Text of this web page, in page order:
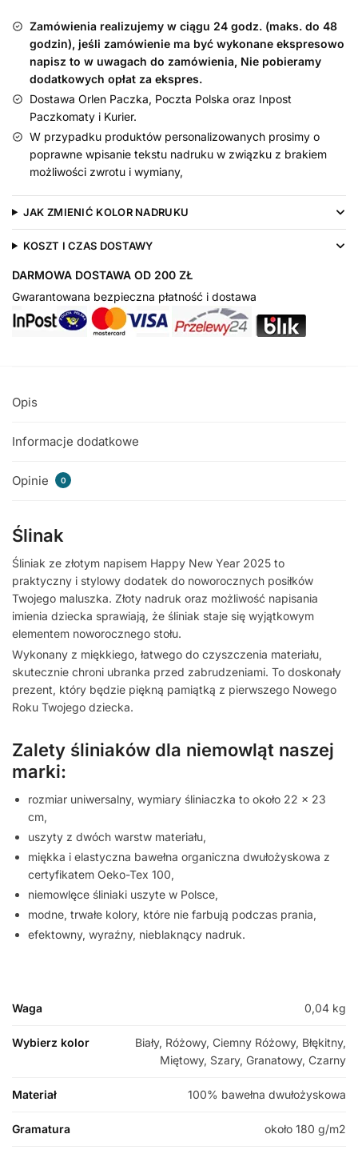
2026
Nadruk
Złoty
Zamówienia realizujemy w ciągu 24 godz. (maks. do 48
godzin), jeśli zamówienie ma być wykonane ekspresowo
napisz to w uwagach do zamówienia, Nie pobieramy
dodatkowych opłat za ekspres.
Dostawa Orlen Paczka, Poczta Polska oraz Inpost
Paczkomaty i Kurier.
W przypadku produktów personalizowanych prosimy o
poprawne wpisanie tekstu nadruku w związku z brakiem
możliwości zwrotu i wymiany,
JAK ZMIENIĆ KOLOR NADRUKU
KOSZT I CZAS DOSTAWY
DARMOWA DOSTAWA OD 200 ZŁ
Gwarantowana bezpieczna płatność i dostawa
Opis
Informacje dodatkowe
Opinie 0
Ślinak
Śliniak ze złotym napisem Happy New Year 2025 to
praktyczny i stylowy dodatek do noworocznych posiłków
Twojego maluszka. Złoty nadruk oraz możliwość napisania
imienia dziecka sprawiają, że śliniak staje się wyjątkowym
elementem noworocznego stołu.
Wykonany z miękkiego, łatwego do czyszczenia materiału,
skutecznie chroni ubranka przed zabrudzeniami. To doskonały
prezent, który będzie piękną pamiątką z pierwszego Nowego
Roku Twojego dziecka.
Zalety śliniaków dla niemowląt naszej
marki:
rozmiar uniwersalny, wymiary śliniaczka to około 22 x 23
cm,
uszyty z dwóch warstw materiału,
miękka i elastyczna bawełna organiczna dwułożyskowa z
certyfikatem Oeko-Tex 100,
niemowlęce śliniaki uszyte w Polsce,
modne, trwałe kolory, które nie farbują podczas prania,
efektowny, wyraźny, nieblaknący nadruk.
Waga 0,04 kg
Wybierz kolor
Biały, Różowy, Ciemny Różowy, Błękitny,
Miętowy, Szary, Granatowy, Czarny
Materiał 100% bawełna dwułożyskowa
Gramatura około 180 g/m2